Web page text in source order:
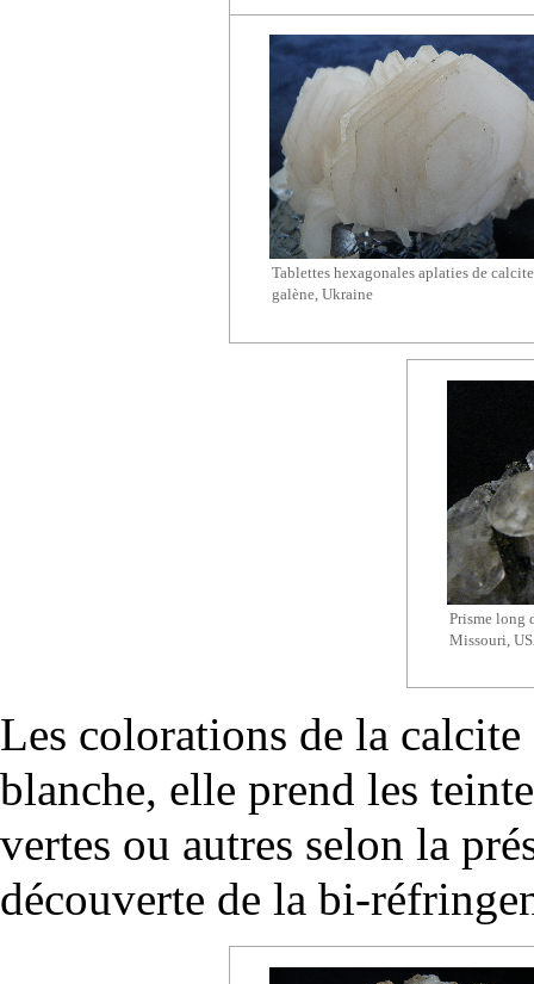
Tablettes hexagonales aplaties de
galène, Ukraine
Prisme long
Missouri,
Les colorations de la
blanche, elle prend les
vertes ou autres selon la
découverte de la bi-